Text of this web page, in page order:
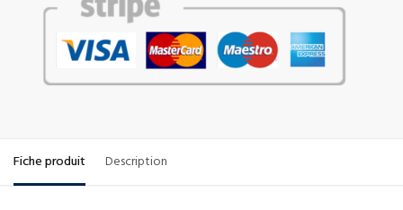
Fiche produit Description